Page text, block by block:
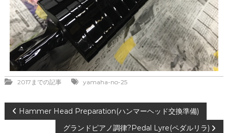
2017までの記事 yamaha-no-25
投 Hammer Head Preparation(ハンマーヘッド交換準備)
グランドピアノ調律?Pedal Lyre(ペダルリラ)